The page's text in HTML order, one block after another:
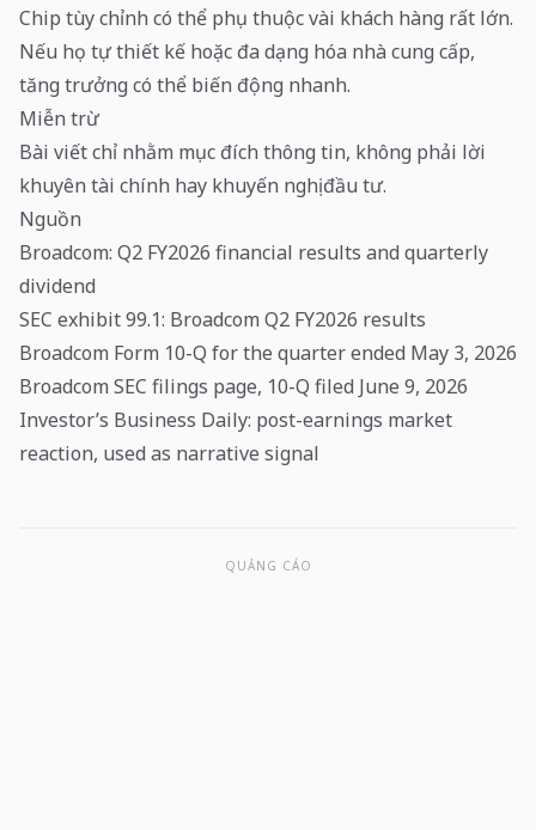
Chip tùy chỉnh có thể phụ thuộc vài khách hàng rất lớn.
Nếu họ tự thiết kế hoặc đa dạng hóa nhà cung cấp,
tăng trưởng có thể biến động nhanh.
Miễn trừ
Bài viết chỉ nhằm mục đích thông tin, không phải lời
khuyên tài chính hay khuyến nghị đầu tư.
Nguồn
Broadcom: Q2 FY2026 financial results and quarterly
dividend
SEC exhibit 99.1: Broadcom Q2 FY2026 results
Broadcom Form 10-Q for the quarter ended May 3, 2026
Broadcom SEC filings page, 10-Q filed June 9, 2026
Investor’s Business Daily: post-earnings market
reaction, used as narrative signal
QUẢNG CÁO